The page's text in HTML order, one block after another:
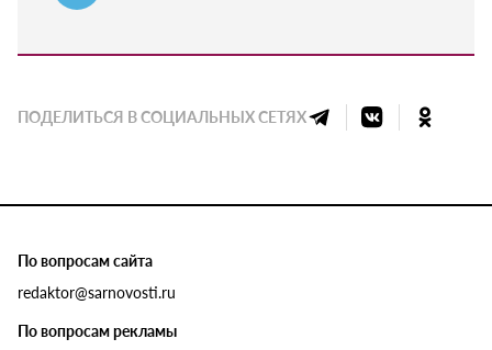
ПОДЕЛИТЬСЯ В СОЦИАЛЬНЫХ СЕТЯХ
По вопросам сайта
redaktor@sarnovosti.ru
По вопросам рекламы